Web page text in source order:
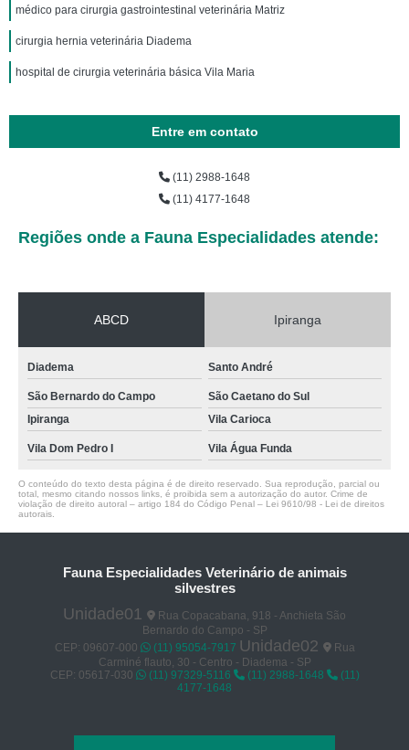
médico para cirurgia gastrointestinal veterinária Matriz
cirurgia hernia veterinária Diadema
hospital de cirurgia veterinária básica Vila Maria
Entre em contato
(11) 2988-1648
(11) 4177-1648
Regiões onde a Fauna Especialidades atende:
ABCD Ipiranga
Diadema Santo André
São Bernardo do Campo
São Caetano do Sul
Ipiranga
Vila Carioca
Vila Dom Pedro I Vila Água Funda
O conteúdo do texto desta página é de direito reservado. Sua reprodução, parcial ou
total, mesmo citando nossos links, é proibida sem a autorização do autor. Crime de
violação de direito autoral – artigo 184 do Código Penal – Lei 9610/98 - Lei de direitos
autorais
Fauna Especialidades Veterinário de animais
silvestres
Unidade01
Rua Copacabana, 918 - Anchieta São
Bernardo do Campo - SP
CEP: 09607-000
(11) 95054-7917 Unidade02
Rua
Carminé flauto, 30 - Centro - Diadema - SP
CEP: 05617-030
(11) 97329-5116 (11) 2988-1648
(11)
4177-1648